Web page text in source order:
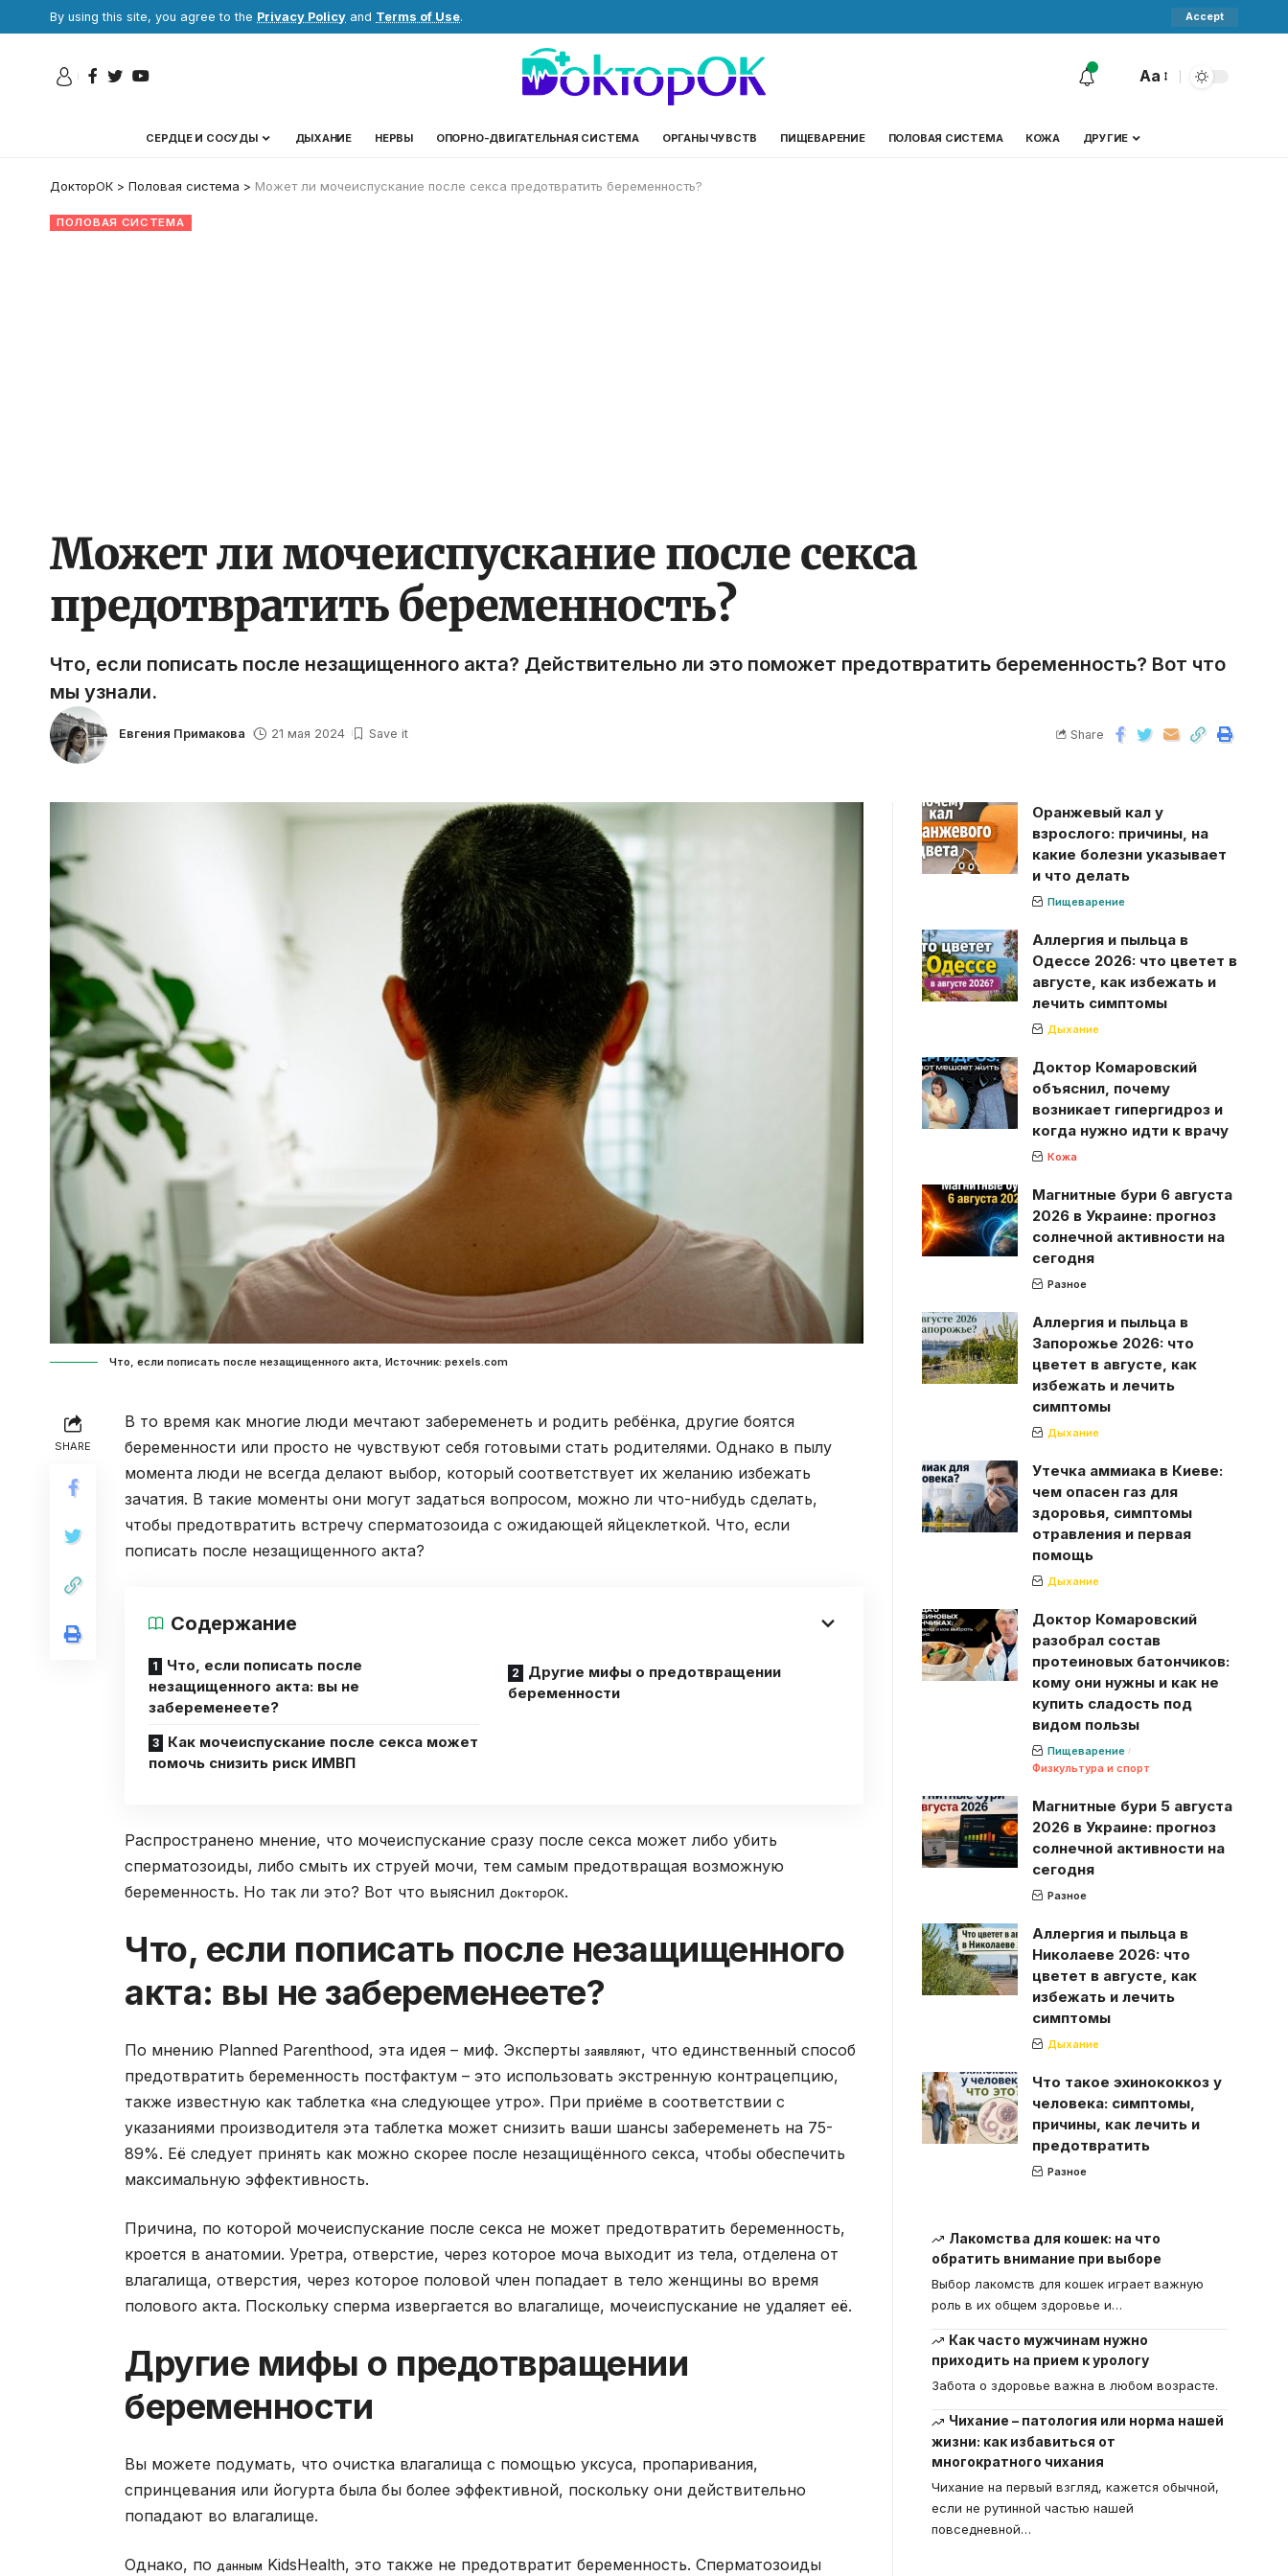
By using this site, you agree to the Privacy Policy and Terms of Use. Accept
Aa
СЕРДЦЕ И СОСУДЫ ДЫХАНИЕ НЕРВЫ ОПОРНО-ДВИГАТЕЛЬНАЯ СИСТЕМА ОРГАНЫ ЧУВСТВ ПИЩЕВАРЕНИЕ ПОЛОВАЯ СИСТЕМА КОЖА ДРУГИЕ
ДокторОК > Половая система > Может ли мочеиспускание после секса предотвратить беременность?
ПОЛОВАЯ СИСТЕМА
Может ли мочеиспускание после секса
предотвратить беременность?
Что, если пописать после незащищенного акта? Действительно ли это поможет предотвратить беременность? Вот что
мы узнали.
Евгения Примакова 21 мая 2024 Share
Что, если пописать после незащищенного акта, Источник: pexels.com
SHARE
В то время как многие люди мечтают забеременеть и родить ребёнка, другие боятся
беременности или просто не чувствуют себя готовыми стать родителями. Однако в пылу
момента люди не всегда делают выбор, который соответствует их желанию избежать
зачатия. В такие моменты они могут задаться вопросом, можно ли что-нибудь сделать,
чтобы предотвратить встречу сперматозоида с ожидающей яйцеклеткой. Что, если
пописать после незащищенного акта?
Содержание
Что, если пописать после
незащищенного акта: вы не
забеременеете?
Другие мифы о предотвращении
беременности
Как мочеиспускание после секса может
помочь снизить риск ИМВП
Распространено мнение, что мочеиспускание сразу после секса может либо убить
сперматозоиды, либо смыть их струей мочи, тем самым предотвращая возможную
беременность. Но так ли это? Вот что выяснил ДокторОК.
Что, если пописать после незащищенного
акта: вы не забеременеете?
По мнению Planned Parenthood, эта идея – миф. Эксперты заявляют, что единственный способ
предотвратить беременность постфактум – это использовать экстренную контрацепцию,
также известную как таблетка «на следующее утро». При приёме в соответствии с
указаниями производителя эта таблетка может снизить ваши шансы забеременеть на 75-
89%. Её следует принять как можно скорее после незащищённого секса, чтобы обеспечить
максимальную эффективность.
Причина, по которой мочеиспускание после секса не может предотвратить беременность,
кроется в анатомии. Уретра, отверстие, через которое моча выходит из тела, отделена от
влагалища, отверстия, через которое половой член попадает в тело женщины во время
полового акта. Поскольку сперма извергается во влагалище, мочеиспускание не удаляет её.
Другие мифы о предотвращении
беременности
Вы можете подумать, что очистка влагалища с помощью уксуса, пропаривания,
спринцевания или йогурта была бы более эффективной, поскольку они действительно
попадают во влагалище.
Однако, по данным KidsHealth, это также не предотвратит беременность. Сперматозоиды
Оранжевый кал у
взрослого: причины, на
какие болезни указывает
и что делать
Пищеварение
Аллергия и пыльца в
Одессе 2026: что цветет в
августе, как избежать и
лечить симптомы
Дыхание
Доктор Комаровский
объяснил, почему
возникает гипергидроз и
когда нужно идти к врачу
Кожа
Магнитные бури 6 августа
2026 в Украине: прогноз
солнечной активности на
сегодня
Разное
Аллергия и пыльца в
Запорожье 2026: что
цветет в августе, как
избежать и лечить
симптомы
Дыхание
Утечка аммиака в Киеве:
чем опасен газ для
здоровья, симптомы
отравления и первая
помощь
Дыхание
Доктор Комаровский
разобрал состав
протеиновых батончиков:
кому они нужны и как не
купить сладость под
видом пользы
Пищеварение
Физкультура и спорт
Магнитные бури 5 августа
2026 в Украине: прогноз
солнечной активности на
сегодня
Разное
Аллергия и пыльца в
Николаеве 2026: что
цветет в августе, как
избежать и лечить
симптомы
Дыхание
Что такое эхинококкоз у
человека: симптомы,
причины, как лечить и
предотвратить
Разное
Лакомства для кошек: на что
обратить внимание при выборе
Выбор лакомств для кошек играет важную
роль в их общем здоровье и…
Как часто мужчинам нужно
приходить на прием к урологу
Забота о здоровье важна в любом возрасте.
Чихание – патология или норма нашей
жизни: как избавиться от
многократного чихания
Чихание на первый взгляд, кажется обычной,
если не рутинной частью нашей
повседневной…